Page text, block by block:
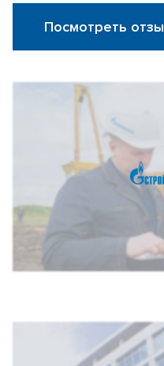
Посмотреть